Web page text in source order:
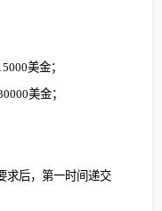
美金；
美金；
求后，第一时间递交